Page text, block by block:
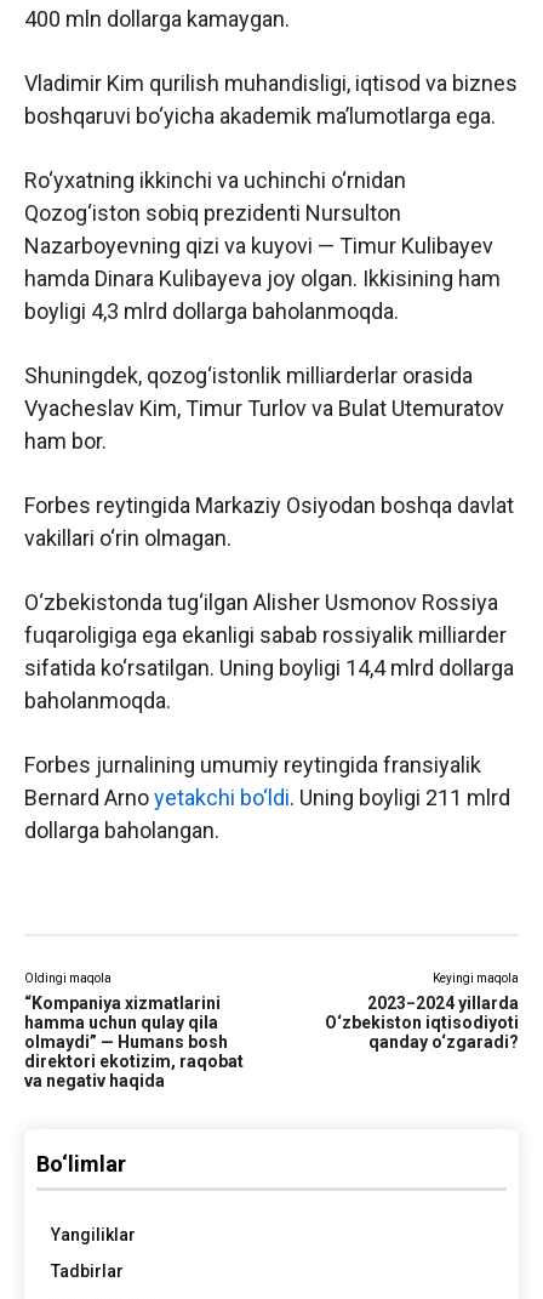
400 mln dollarga kamaygan.
Vladimir Kim qurilish muhandisligi, iqtisod va biznes
boshqaruvi bo‘yicha akademik ma’lumotlarga ega.
Ro‘yxatning ikkinchi va uchinchi o‘rnidan
Qozog‘iston sobiq prezidenti Nursulton
Nazarboyevning qizi va kuyovi — Timur Kulibayev
hamda Dinara Kulibayeva joy olgan. Ikkisining ham
boyligi 4,3 mlrd dollarga baholanmoqda.
Shuningdek, qozog‘istonlik milliarderlar orasida
Vyacheslav Kim, Timur Turlov va Bulat Utemuratov
ham bor.
Forbes reytingida Markaziy Osiyodan boshqa davlat
vakillari o‘rin olmagan.
O‘zbekistonda tug‘ilgan Alisher Usmonov Rossiya
fuqaroligiga ega ekanligi sabab rossiyalik milliarder
sifatida ko‘rsatilgan. Uning boyligi 14,4 mlrd dollarga
baholanmoqda.
Forbes jurnalining umumiy reytingida fransiyalik
Bernard Arnoyetakchi bo‘ldi. Uning boyligi 211 mlrd
dollarga baholangan.
Oldingi maqola
“Kompaniya xizmatlarini
hamma uchun qulay qila
olmaydi” — Humans bosh
direktori ekotizim, raqobat
va negativ haqida
Keyingi maqola
2023−2024 yillarda
O‘zbekiston iqtisodiyoti
qanday o‘zgaradi?
Bo‘limlar
Yangiliklar
Tadbirlar